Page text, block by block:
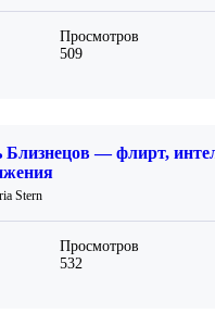
Просмотров
509
— флирт,
Stern
Просмотров
532